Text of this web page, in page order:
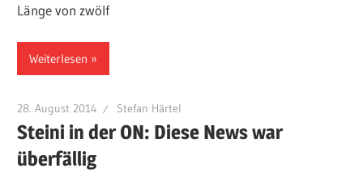
Länge von zwölf
Weiterlesen
28. August 2014 Stefan Härtel
Steini in der ON: Diese News war
überfällig